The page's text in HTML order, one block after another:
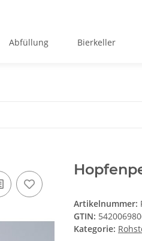
Abfüllung Bierkeller
Artikelnummer:
GTIN:
Kategorie: